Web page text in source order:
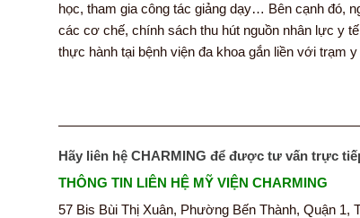
học, tham gia công tác giảng dạy… Bên cạnh đó,
các cơ chế, chính sách thu hút nguồn nhân lực y
thực hành tại bệnh viện đa khoa gắn liền với trạm y
Hãy liên hệ CHARMING để được tư vấn trực
THÔNG TIN LIÊN HỆ MỸ VIỆN CHARMING
57 Bis Bùi Thị Xuân, Phường Bến Thành, Quận 1,